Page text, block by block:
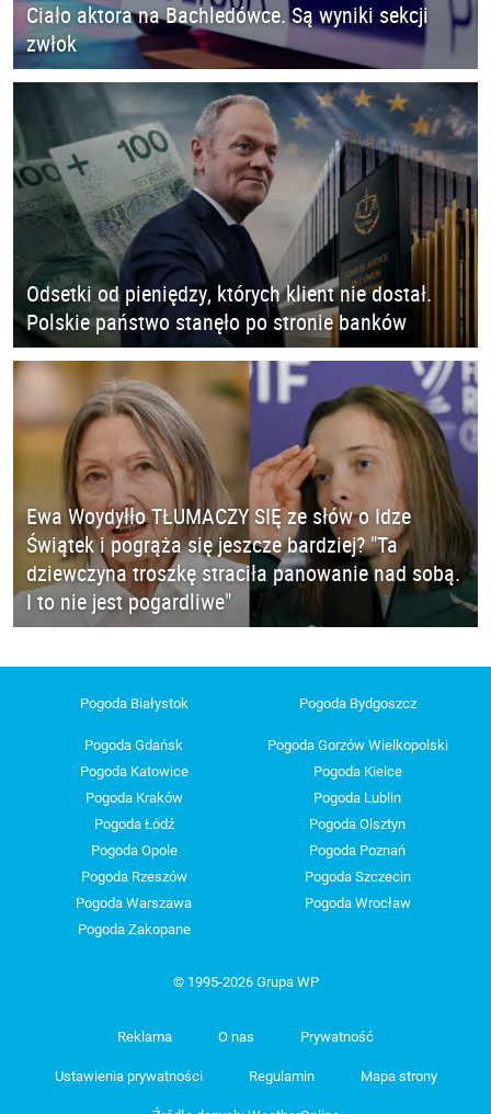
Ciało aktora na Bachledówce. Są wyniki sekcji
zwłok
Odsetki od pieniędzy, których klient nie dostał.
Polskie państwo stanęło po stronie banków
Ewa Woydyłło TŁUMACZY SIĘ ze słów o Idze
Świątek i pogrąża się jeszcze bardziej? "Ta
dziewczyna troszkę straciła panowanie nad sobą.
I to nie jest pogardliwe"
Pogoda Białystok Pogoda Bydgoszcz
Pogoda Gdańsk
Pogoda Gorzów Wielkopolski
Pogoda Katowice
Pogoda Kielce
Pogoda Kraków
Pogoda Lublin
Pogoda Łódź
Pogoda Olsztyn
Pogoda Opole
Pogoda Poznań
Pogoda Rzeszów
Pogoda Szczecin
Pogoda Warszawa
Pogoda Wrocław
Pogoda Zakopane
© 1995-2026 Grupa WP
Reklama O nas Prywatność
Ustawienia prywatności Regulamin Mapa strony